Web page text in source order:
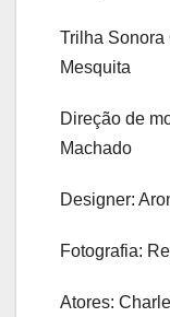
Trilha
Mesquita
Direção de
Machado
Designer:
Fotografia:
Atores: